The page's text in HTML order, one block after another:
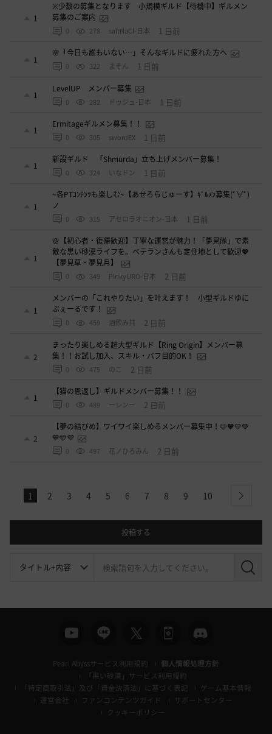
1
※少数の募集となります 小規模ギルド【待機中】ギルメン
募集のご案内
0 278 saltNaCl-日本 1 日前
1
🌸「今日も誰もいない…」そんなギルドに疲れた方へ
0 322 まそん 1 日前
1
LevelUP メンバー募集
0 282 ドゥジュ-日本 1 日前
1
Ermitageギルメン募集！！
0 305 swordEX 1 日前
1
新設ギルド 「Shmurda」立ち上げメンバー募集！
0 324 いなドン 1 日前
1
~各PTｺﾝﾃﾝﾂも楽しむ~【あせろらじゅーす】ｷﾞﾙﾒﾝ募集(ﾟ∀ﾟ)
ノ
0 315 アセロラオニオン-日本 1 日前
1
🌸【初心者・復帰歓迎】丁寧な運営が魅力！「夢見隊」で素
敵な黒い砂漠ライフを。ベテランさんも定住地として歓迎💖
【夢見草・夢見月】
0 349 PinkyURO-日本 2 日前
1
メンバーの「これやりたい」を叶えます！ 小型ギルドゆに
ぶぇーるです！
0 459 酒飲み共 2 日前
2
まったり楽しめる超大型ギルド【Ring Origin】メンバー募
集！！お試し加入、スキル・バフ目的OK！
0 475 のこ 2 日前
1
【猫の恩返し】ギルドメンバー募集！！
0 489 ーレンー 2 日前
2
【夢の結びめ】ワイワイ楽しめるメンバー募集中！🩷🧡💛💚
💙🩵💜
0 497 花ノひろみん 2 日前
1 2 3 4 5 6 7 8 9 10 next
投稿する
検
Pearl Abyssサービス利用規約
個人情報処理方針
「黒い砂漠」サービス利用規約
「特定商取引法」及び「資金決済法」に基づく表記
ゲーム基本情報
運営会社
ファンコンテンツガイド
サポートセンター
クッキーポリシー